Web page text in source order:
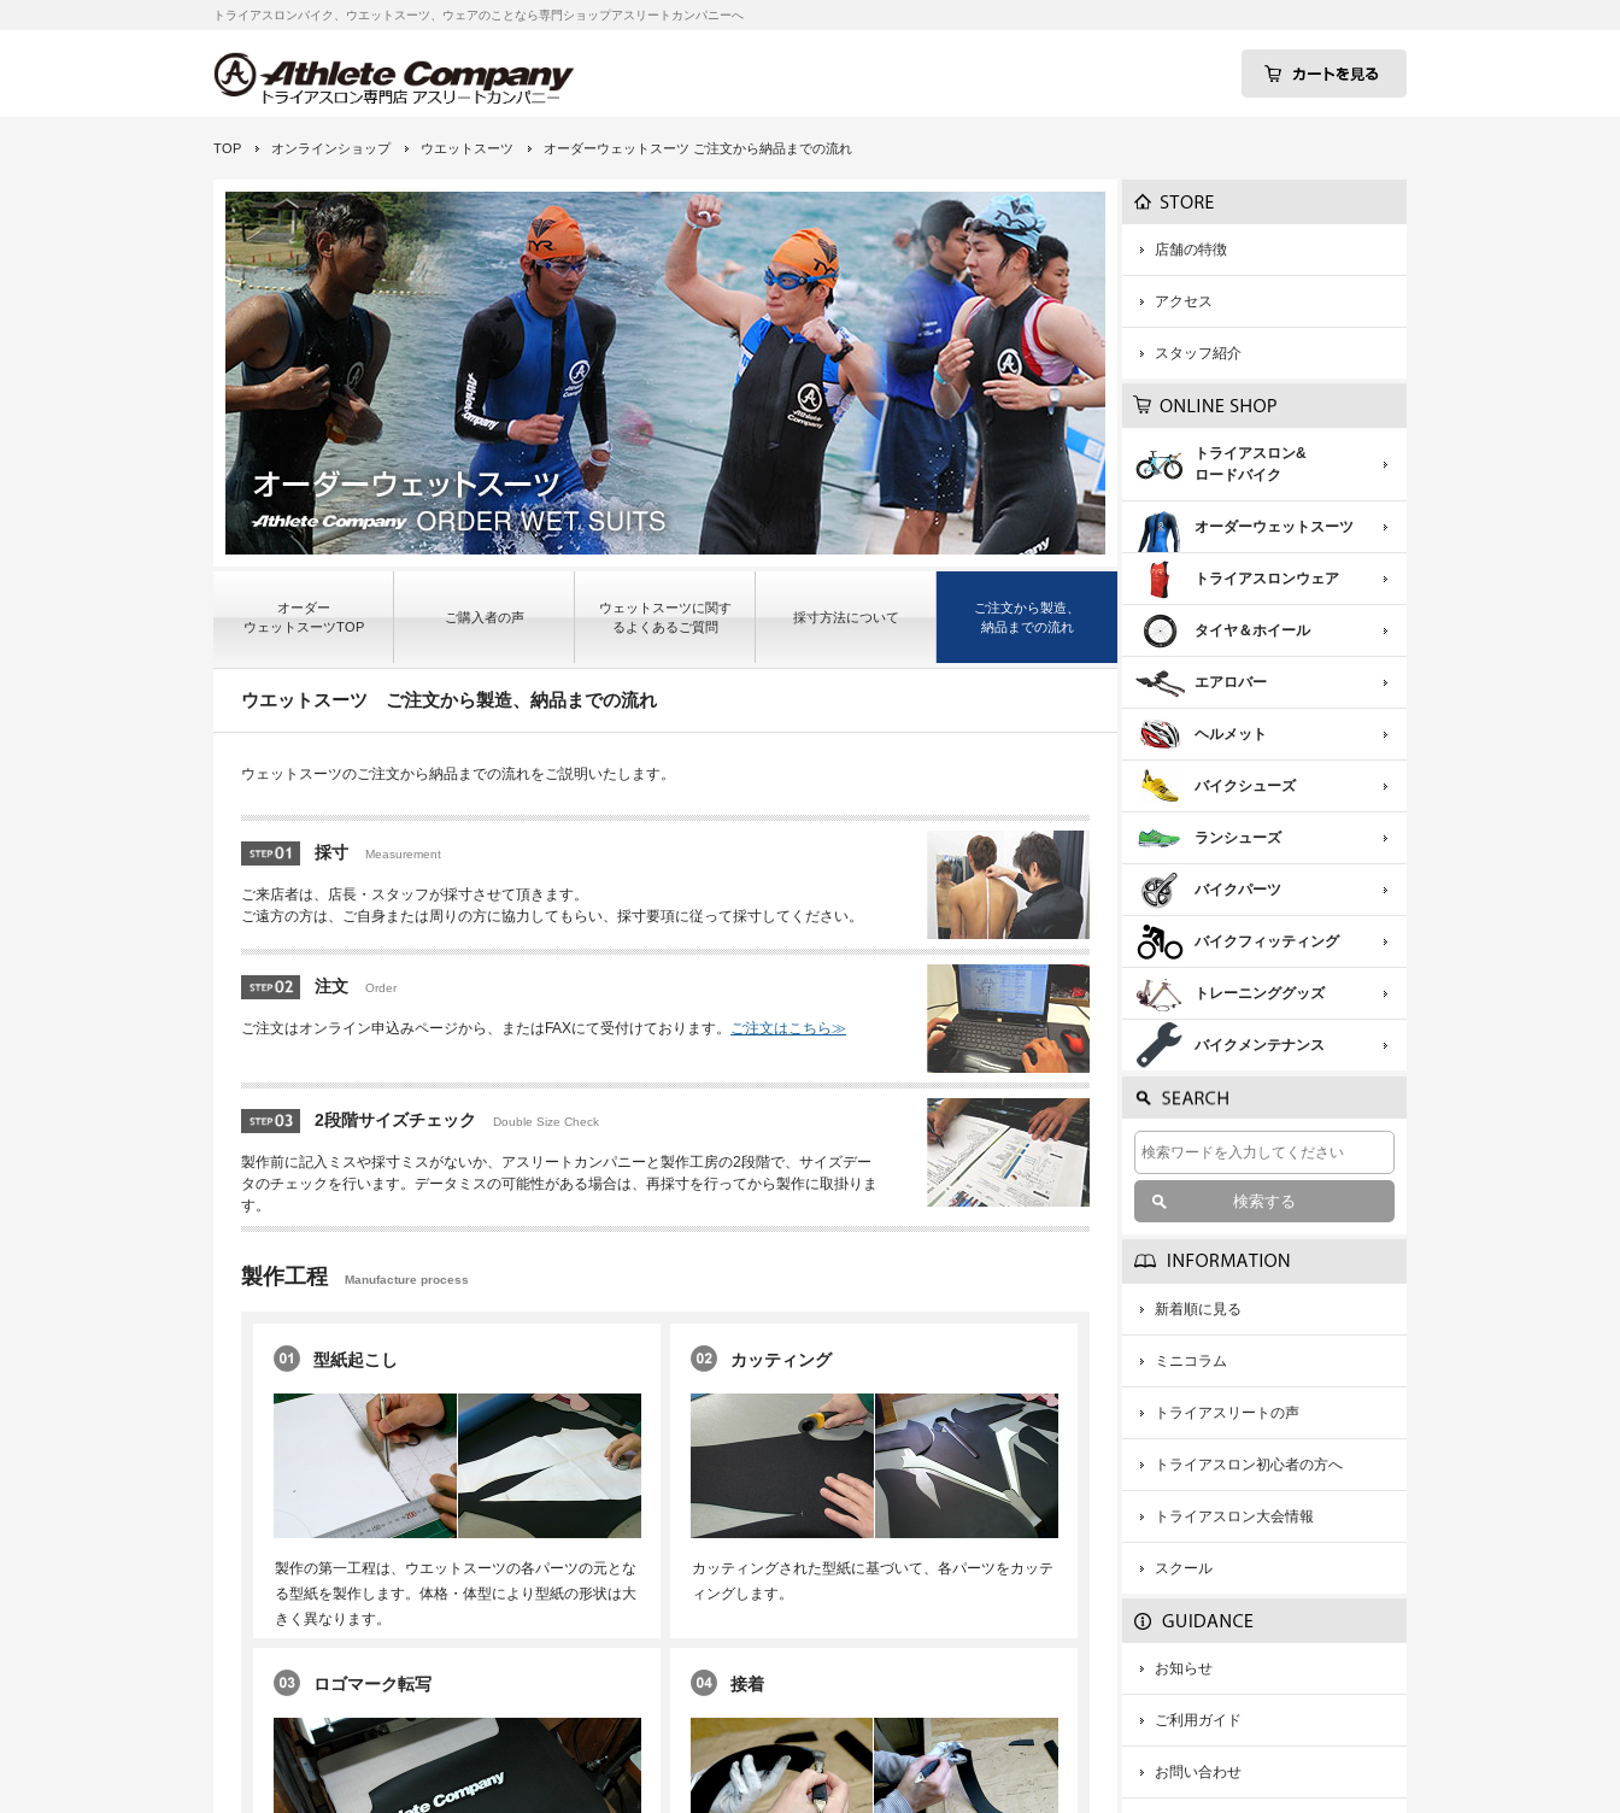
トライアスロンバイク、ウエットスーツ、ウェアのことなら専門ショップアスリートカンパニーへ
TOP オンラインショップ ウエットスーツ オーダーウェットスーツ ご注文から納品までの流れ
オーダー
ウェットスーツTOP
ご購入者の声
ウェットスーツに関す
るよくあるご質問
採寸方法について
ご注文から製造、
納品までの流れ
ウエットスーツ ご注文から製造、納品までの流れ
ウェットスーツのご注文から納品までの流れをご説明いたします。
採寸 Measurement
ご来店者は、店長・スタッフが採寸させて頂きます。
ご遠方の方は、ご自身または周りの方に協力してもらい、採寸要項に従って採寸してください。
注文 Order
ご注文はオンライン申込みページから、またはFAXにて受付けております。 ご注文はこちら≫
2段階サイズチェック Double Size Check
製作前に記入ミスや採寸ミスがないか、アスリートカンパニーと製作工房の2段階で、サイズデー
タのチェックを行います。データミスの可能性がある場合は、再採寸を行ってから製作に取掛りま
す。
製作工程 Manufacture process
型紙起こし
製作の第一工程は、ウエットスーツの各パーツの元とな
る型紙を製作します。体格・体型により型紙の形状は大
きく異なります。
カッティング
カッティングされた型紙に基づいて、各パーツをカッテ
ィングします。
ロゴマーク転写 接着
店舗の特徴
アクセス
スタッフ紹介
トライアスロン&
ロードバイク
オーダーウェットスーツ
トライアスロンウェア
タイヤ＆ホイール
エアロバー
ヘルメット
バイクシューズ
ランシューズ
バイクパーツ
バイクフィッティング
トレーニンググッズ
バイクメンテナンス
新着順に見る
ミニコラム
トライアスリートの声
トライアスロン初心者の方へ
トライアスロン大会情報
スクール
お知らせ
ご利用ガイド
お問い合わせ